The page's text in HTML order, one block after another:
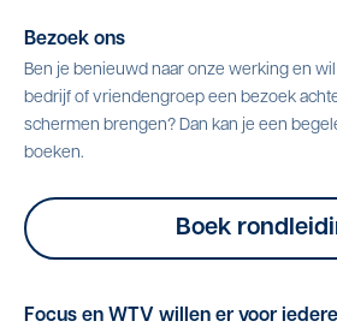
Bezoek ons
Ben je benieuwd naar onze werking en
bedrijf of vriendengroep een bezoek
schermen brengen? Dan kan je een
boeken.
Boek
Focus en WTV willen er voor